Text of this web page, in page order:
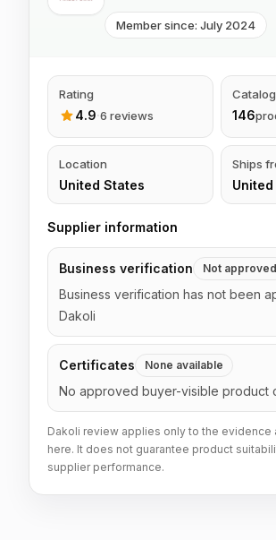
Member since: July 2024
Rating
4.9·6 reviews
Catalog
146
Location
United States
Ships
Supplier information
Business verification Not approved
Business verification has not been
Dakoli
Certificates None available
No approved buyer-visible product
Dakoli review applies only to the evidence
here. It does not guarantee product
supplier performance.